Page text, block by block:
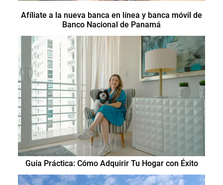
Afíliate a la nueva banca en línea y banca móvil de
Banco Nacional de Panamá
Guía Práctica: Cómo Adquirir Tu Hogar con Éxito